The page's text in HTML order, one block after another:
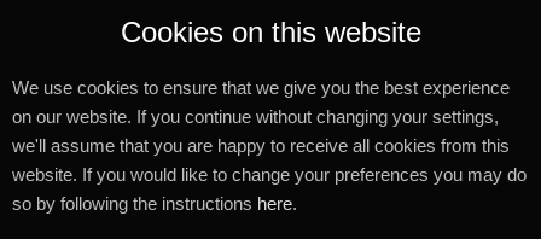
Cookies on this website
We use cookies to ensure that we give you the best experience
on our website. If you continue without changing your settings,
we'll assume that you are happy to receive all cookies from this
website. If you would like to change your preferences you may do
so by following the instructions here.